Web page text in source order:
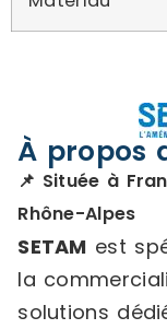
À propos
📌 Située à
Rhône-Alpes
SETAM est
la
solutions